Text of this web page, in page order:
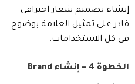
إنشاء تصميم شعار احترافي
قادر على تمثيل العلامة بوضوح
في كل الاستخدامات.
الخطوة 4 – إنشاء Brand